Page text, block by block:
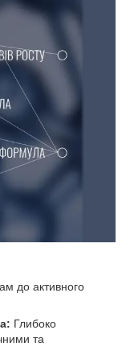
до активного
Глибоко
та